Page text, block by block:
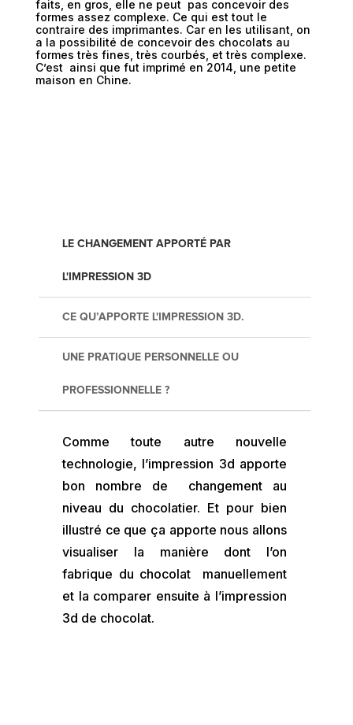
faits, en gros, elle ne peut pas concevoir des
formes assez complexe. Ce qui est tout le
contraire des imprimantes. Car en les utilisant, on
a la possibilité de concevoir des chocolats au
formes très fines, très courbés, et très complexe.
C’est ainsi que fut imprimé en 2014, une petite
maison en Chine.
LE CHANGEMENT APPORTÉ PAR
L'IMPRESSION 3D
CE QU’APPORTE L'IMPRESSION 3D.
UNE PRATIQUE PERSONNELLE OU
PROFESSIONNELLE ?
Comme toute autre nouvelle
technologie, l’impression 3d apporte
bon nombre de changement au
niveau du chocolatier. Et pour bien
illustré ce que ça apporte nous allons
visualiser la manière dont l’on
fabrique du chocolat manuellement
et la comparer ensuite à l’impression
3d de chocolat.